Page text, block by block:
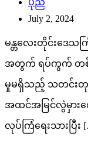
ပုည
July 2, 2024
မန္တလေးတိုင်းဒေသက
အတွက် ရပ်ကွက် တစ်ခု
မှုမရှိသည့် သတင်းတု၊
အထင်အမြင်လွဲမှားစ
လုပ်ကြံရေးသားပြီး